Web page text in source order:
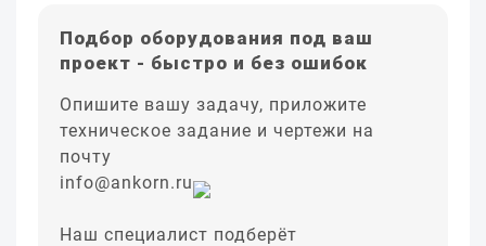
Подбор оборудования под ваш
проект - быстро и без ошибок
Опишите вашу задачу, приложите
техническое задание и чертежи на
почту
info@ankorn.ru
Наш специалист подберёт